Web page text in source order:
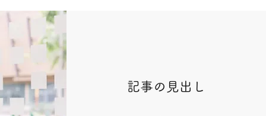
記事の見出し